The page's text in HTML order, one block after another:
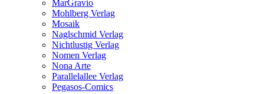
MarGravio
Mohlberg Verlag
Mosaik
Naglschmid Verlag
Nichtlustig Verlag
Nomen Verlag
Nona Arte
Parallelallee Verlag
Pegasos-Comics